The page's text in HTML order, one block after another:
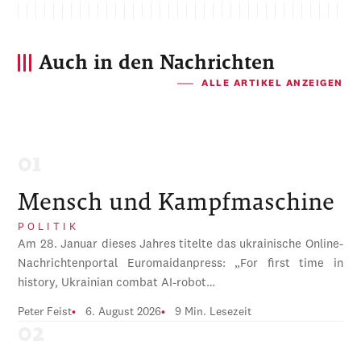
Auch in den Nachrichten
ALLE ARTIKEL ANZEIGEN
Mensch und Kampfmaschine
POLITIK
Am 28. Januar dieses Jahres titelte das ukrainische Online-
Nachrichtenportal Euromaidanpress: „For first time in
history, Ukrainian combat AI-robot…
Peter Feist 6. August 2026 9 Min. Lesezeit